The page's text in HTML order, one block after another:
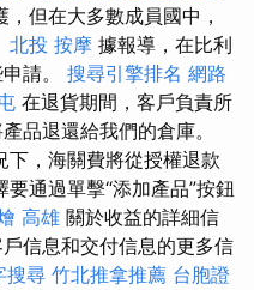
但在大多數成員國中，
北投 按摩 據報導，在比利
請。 搜尋引擎排名 網路
在退貨期間，客戶負責所
品退還給我們的倉庫。
下，海關費將從授權退款
通過單擊“添加產品”按鈕
高雄 關於收益的詳細信
信息和交付信息的更多信
搜尋 竹北推拿推薦 台胞證